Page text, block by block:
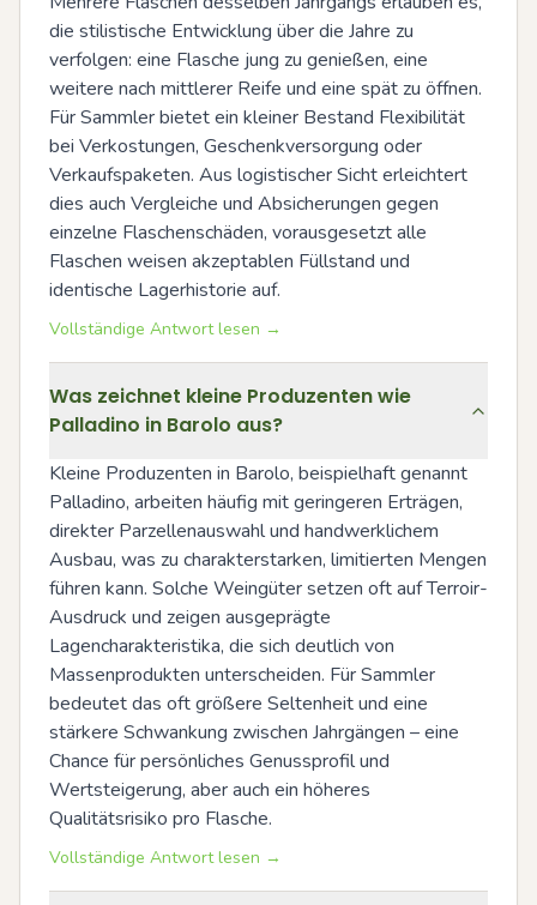
die stilistische Entwicklung über die Jahre zu
verfolgen: eine Flasche jung zu genießen, eine
weitere nach mittlerer Reife und eine spät zu öffnen.
Für Sammler bietet ein kleiner Bestand Flexibilität
bei Verkostungen, Geschenkversorgung oder
Verkaufspaketen. Aus logistischer Sicht erleichtert
dies auch Vergleiche und Absicherungen gegen
einzelne Flaschenschäden, vorausgesetzt alle
Flaschen weisen akzeptablen Füllstand und
identische Lagerhistorie auf.
Vollständige Antwort lesen →
Was zeichnet kleine Produzenten wie
Palladino in Barolo aus?
Kleine Produzenten in Barolo, beispielhaft genannt
Palladino, arbeiten häufig mit geringeren Erträgen,
direkter Parzellenauswahl und handwerklichem
Ausbau, was zu charakterstarken, limitierten Mengen
führen kann. Solche Weingüter setzen oft auf Terroir-
Ausdruck und zeigen ausgeprägte
Lagencharakteristika, die sich deutlich von
Massenprodukten unterscheiden. Für Sammler
bedeutet das oft größere Seltenheit und eine
stärkere Schwankung zwischen Jahrgängen – eine
Chance für persönliches Genussprofil und
Wertsteigerung, aber auch ein höheres
Qualitätsrisiko pro Flasche.
Vollständige Antwort lesen →